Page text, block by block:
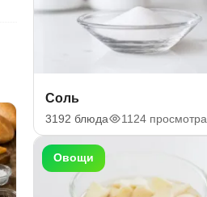
Соль
3192 блюда 1124 просмотра
Овощи